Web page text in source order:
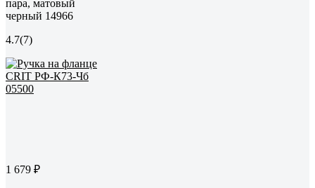
пара, матовый
черный 14966
4.7(7)
1 679 ₽